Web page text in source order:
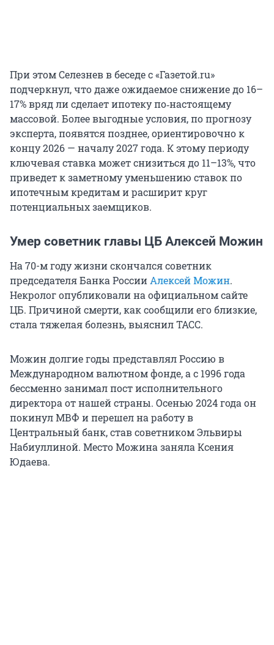
При этом Селезнев в беседе с «Газетой.ru»
подчеркнул, что даже ожидаемое снижение до 16–
17% вряд ли сделает ипотеку по‑настоящему
массовой. Более выгодные условия, по прогнозу
эксперта, появятся позднее, ориентировочно к
концу 2026 — началу 2027 года. К этому периоду
ключевая ставка может снизиться до 11–13%, что
приведет к заметному уменьшению ставок по
ипотечным кредитам и расширит круг
потенциальных заемщиков.
Умер советник главы ЦБ Алексей Можин
На 70-м году жизни скончался советник
председателя Банка РоссииАлексей Можин.
Некролог опубликовали на официальном сайте
ЦБ. Причиной смерти, как сообщили его близкие,
стала тяжелая болезнь, выяснил ТАСС.
Можин долгие годы представлял Россию в
Международном валютном фонде, а с 1996 года
бессменно занимал пост исполнительного
директора от нашей страны. Осенью 2024 года он
покинул МВФ и перешел на работу в
Центральный банк, став советником Эльвиры
Набиуллиной. Место Можина заняла Ксения
Юдаева.